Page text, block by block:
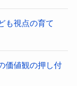
も視点の育て
価値観の押し付